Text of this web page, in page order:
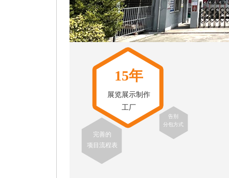
15年
展览展示制作
工厂
告别
分包方式
完善的
项目流程表